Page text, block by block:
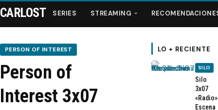
Series
Streaming
CARLOST SERIES STREAMING
PERSON OF INTEREST
Person of
Interest 3x07
LO + RECIENTE
SILO
Silo
3x07
Escena